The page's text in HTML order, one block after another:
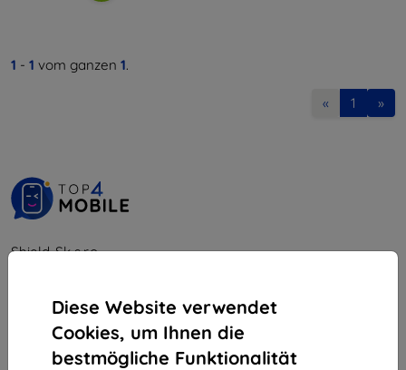
Diese Website verwendet
Cookies, um Ihnen die
bestmögliche Funktionalität
1 - 1 vom ganzen 1.
« 1 »
Shield-Sk s.r.o.
Unternehmens-ID:
46701494
USt-IdNr.:SK2023549671